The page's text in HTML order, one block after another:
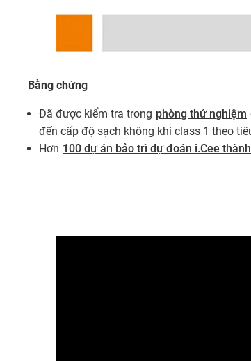
Bằng chứng
Đã được kiểm tra trong phòng thử nghiệm
đến cấp độ sạch không khí class 1 theo
Hơn 100 dự án bảo trì dự đoán i.Cee